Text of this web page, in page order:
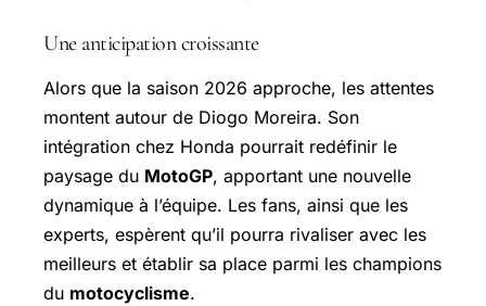
Une anticipation croissante
Alors que la saison 2026 approche, les attentes
montent autour de Diogo Moreira. Son
intégration chez Honda pourrait redéfinir le
paysage du MotoGP, apportant une nouvelle
dynamique à l’équipe. Les fans, ainsi que les
experts, espèrent qu’il pourra rivaliser avec les
meilleurs et établir sa place parmi les champions
du motocyclisme.